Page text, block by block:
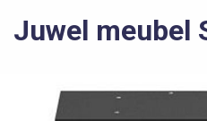
Juwel meubel